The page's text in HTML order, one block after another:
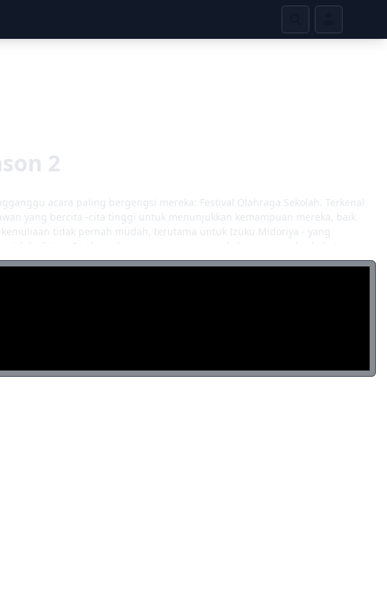
2
acara paling bergengsi mereka: Festival Olahraga Sekolah. Terkenal
yang bercita -cita tinggi untuk menunjukkan kemampuan mereka, baik
tidak pernah mudah, terutama untuk Izuku Midoriya - yang
efisien. Diadu melawan teman -teman sekelasnya yang berbakat,
kecerdasannya yang tajam dan menguasai lingkungannya untuk